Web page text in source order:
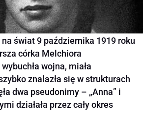
na świat 9 października 1919 roku
córka Melchiora
wojna, miała
znalazła się w strukturach
dwa pseudonimy – „Anna” i
działała przez cały okres